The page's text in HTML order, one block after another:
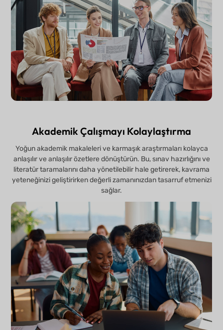
Akademik Çalışmayı Kolaylaştırma
Yoğun akademik makaleleri ve karmaşık araştırmaları kolayca
anlaşılır ve anlaşılır özetlere dönüştürün. Bu, sınav hazırlığını ve
literatür taramalarını daha yönetilebilir hale getirerek, kavrama
yeteneğinizi geliştirirken değerli zamanınızdan tasarruf etmenizi
sağlar.